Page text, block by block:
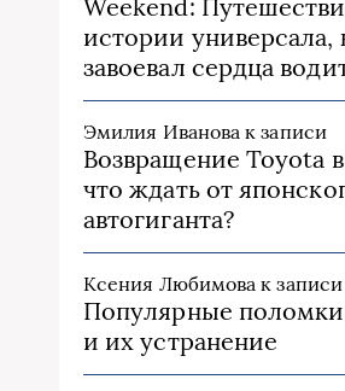
Weekend:
истории универсала,
завоевал сердца
Эмилия Иванова к записи
Возвращение Toyota
что ждать от
автогиганта?
Ксения Любимова к записи
Популярные
и их устранение